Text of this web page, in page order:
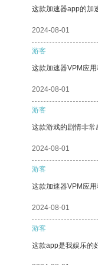
这款加速器app的加
2024-08-01
游客
这款加速器VPM应
2024-08-01
游客
这款游戏的剧情非常
2024-08-01
游客
这款加速器VPM应
2024-08-01
游客
这款app是我娱乐的